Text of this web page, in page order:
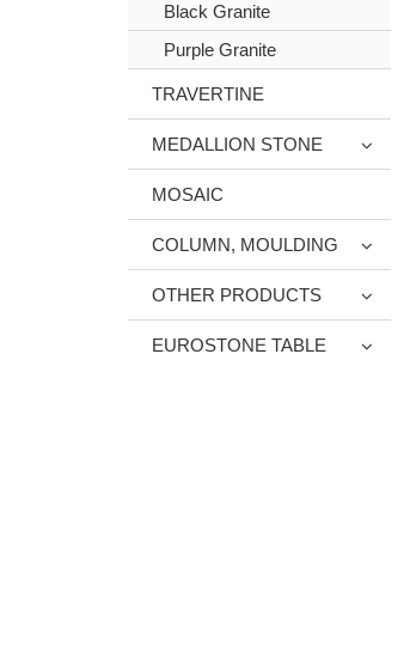
Black Granite
Purple Granite
TRAVERTINE
MEDALLION STONE
MOSAIC
COLUMN, MOULDING
OTHER PRODUCTS
EUROSTONE TABLE